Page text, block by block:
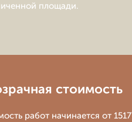
площади.
стоимость
работ начинается от